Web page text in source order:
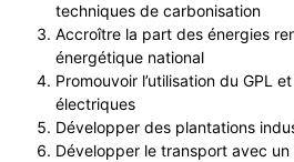
techniques de carbonisation
Accroître la part des énergies
énergétique national
Promouvoir l’utilisation du GPL
électriques
Développer des plantations
Développer le transport avec